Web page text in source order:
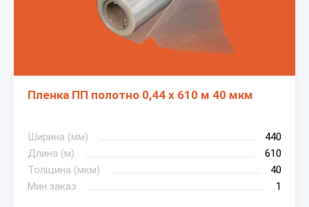
Пленка ПП полотно 0,44 х 610 м 40 мкм
Ширина (мм)
440
Длина (м)
610
Толщина (мкм)
40
Мин.заказ
1